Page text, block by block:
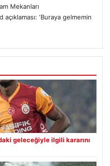
Mekanları
‘Buraya gelmemin
geleceğiyle ilgili kararını